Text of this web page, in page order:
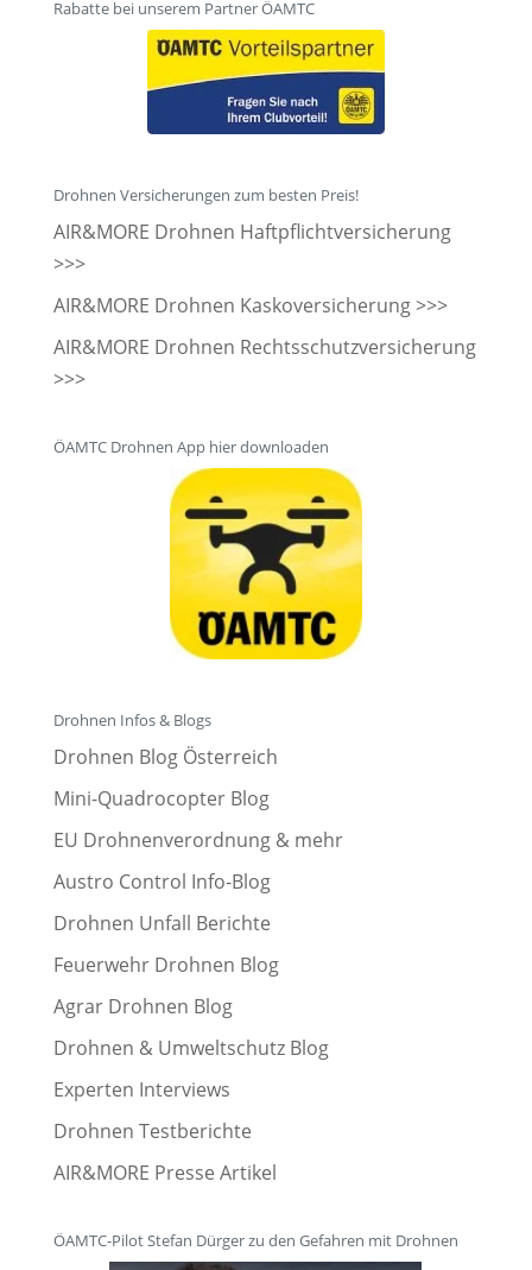
Rabatte bei unserem Partner ÖAMTC
Drohnen Versicherungen zum besten Preis!
AIR&MORE Drohnen Haftpflichtversicherung
>>>
AIR&MORE Drohnen Kaskoversicherung >>>
AIR&MORE Drohnen Rechtsschutzversicherung
>>>
ÖAMTC Drohnen App hier downloaden
Drohnen Infos & Blogs
Drohnen Blog Österreich
Mini-Quadrocopter Blog
EU Drohnenverordnung & mehr
Austro Control Info-Blog
Drohnen Unfall Berichte
Feuerwehr Drohnen Blog
Agrar Drohnen Blog
Drohnen & Umweltschutz Blog
Experten Interviews
Drohnen Testberichte
AIR&MORE Presse Artikel
ÖAMTC-Pilot Stefan Dürger zu den Gefahren mit Drohnen